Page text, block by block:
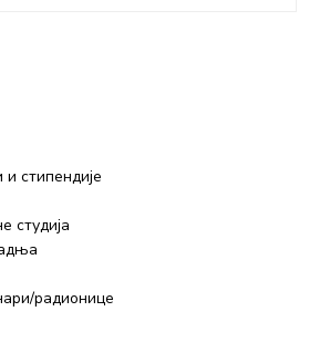
стипендије
студија
радионице